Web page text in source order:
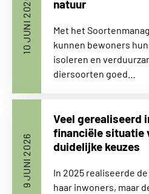
natuur
10 JUNI 2026
Met het
kunnen bewoners
isoleren en
diersoorten goed…
Veel gerealiseerd
financiële situatie
duidelijke keuzes
9 JUNI 2026
In 2025 realiseerde
haar inwoners, maar